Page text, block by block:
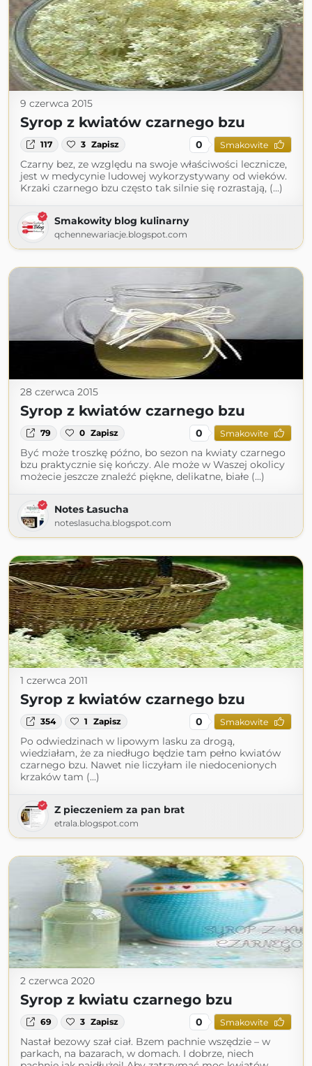
9 czerwca 2015
Syrop z kwiatów czarnego bzu
117 3 Zapisz 0 Smakowite
Czarny bez, ze względu na swoje właściwości lecznicze,
jest w medycynie ludowej wykorzystywany od wieków.
Krzaki czarnego bzu często tak silnie się rozrastają, (...)
Smakowity blog kulinarny
qchennewariacje.blogspot.com
28 czerwca 2015
Syrop z kwiatów czarnego bzu
79 0 Zapisz 0 Smakowite
Być może troszkę późno, bo sezon na kwiaty czarnego
bzu praktycznie się kończy. Ale może w Waszej okolicy
możecie jeszcze znaleźć piękne, delikatne, białe (...)
Notes Łasucha
noteslasucha.blogspot.com
1 czerwca 2011
Syrop z kwiatów czarnego bzu
354 1 Zapisz 0 Smakowite
Po odwiedzinach w lipowym lasku za drogą,
wiedziałam, że za niedługo będzie tam pełno kwiatów
czarnego bzu. Nawet nie liczyłam ile niedocenionych
krzaków tam (...)
Z pieczeniem za pan brat
etrala.blogspot.com
2 czerwca 2020
Syrop z kwiatu czarnego bzu
69 3 Zapisz 0 Smakowite
Nastał bezowy szał ciał. Bzem pachnie wszędzie – w
parkach, na bazarach, w domach. I dobrze, niech